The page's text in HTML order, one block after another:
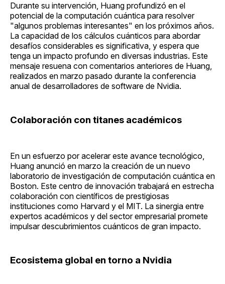
Durante su intervención, Huang profundizó en el
potencial de la computación cuántica para resolver
"algunos problemas interesantes" en los próximos años.
La capacidad de los cálculos cuánticos para abordar
desafíos considerables es significativa, y espera que
tenga un impacto profundo en diversas industrias. Este
mensaje resuena con comentarios anteriores de Huang,
realizados en marzo pasado durante la conferencia
anual de desarrolladores de software de Nvidia.
Colaboración con titanes académicos
En un esfuerzo por acelerar este avance tecnológico,
Huang anunció en marzo la creación de un nuevo
laboratorio de investigación de computación cuántica en
Boston. Este centro de innovación trabajará en estrecha
colaboración con científicos de prestigiosas
instituciones como Harvard y el MIT. La sinergia entre
expertos académicos y del sector empresarial promete
impulsar descubrimientos cuánticos de gran impacto.
Ecosistema global en torno a Nvidia